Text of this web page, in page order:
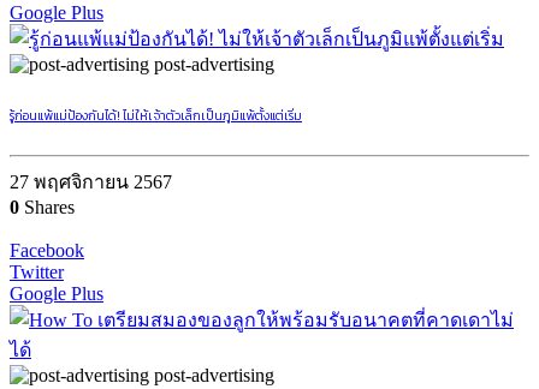
Google Plus
post-advertising
รู้ก่อนแพ้แม่ป้องกันได้! ไม่ให้เจ้าตัวเล็กเป็นภูมิแพ้ตั้งแต่เริ่ม
27 พฤศจิกายน 2567
0 Shares
Facebook
Twitter
Google Plus
post-advertising